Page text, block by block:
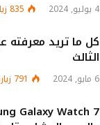
4 يوليو, 2024 835
الثالث
6 مايو, 2024 791